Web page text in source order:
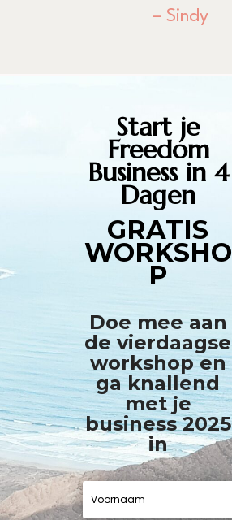
– Sindy
Start je
Freedom
Business in 4
Dagen
GRATIS
WORKSHO
P
Doe mee aan
de vierdaagse
workshop en
ga knallend
met je
business 2025
in